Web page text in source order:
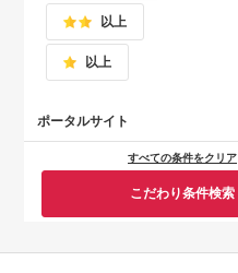
以上
以上
ポータルサイト
すべての条件をクリア
こだわり条件検索